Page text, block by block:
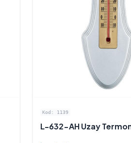
Kod: 1139
L-632-AH Uzay